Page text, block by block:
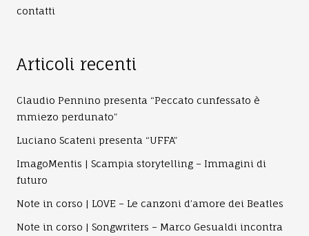
contatti
Articoli recenti
Claudio Pennino presenta “Peccato cunfessato è
mmiezo perdunato”
Luciano Scateni presenta “UFFA”
ImagoMentis | Scampia storytelling – Immagini di
futuro
Note in corso | LOVE – Le canzoni d’amore dei Beatles
Note in corso | Songwriters – Marco Gesualdi incontra